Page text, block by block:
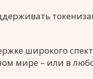
широкого
мире – или в